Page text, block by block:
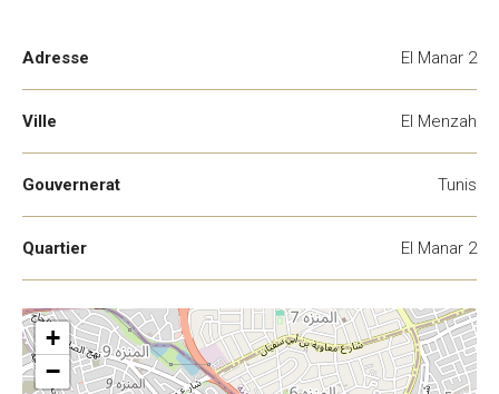
Adresse El Manar 2
Ville El Menzah
Gouvernerat Tunis
Quartier El Manar 2
+
−